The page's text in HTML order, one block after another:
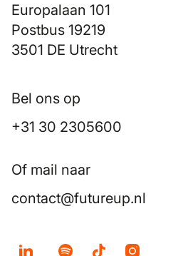
Europalaan 101
Postbus 19219
3501 DE Utrecht
Bel ons op
+31 30 2305600
Of mail naar
contact@futureup.nl